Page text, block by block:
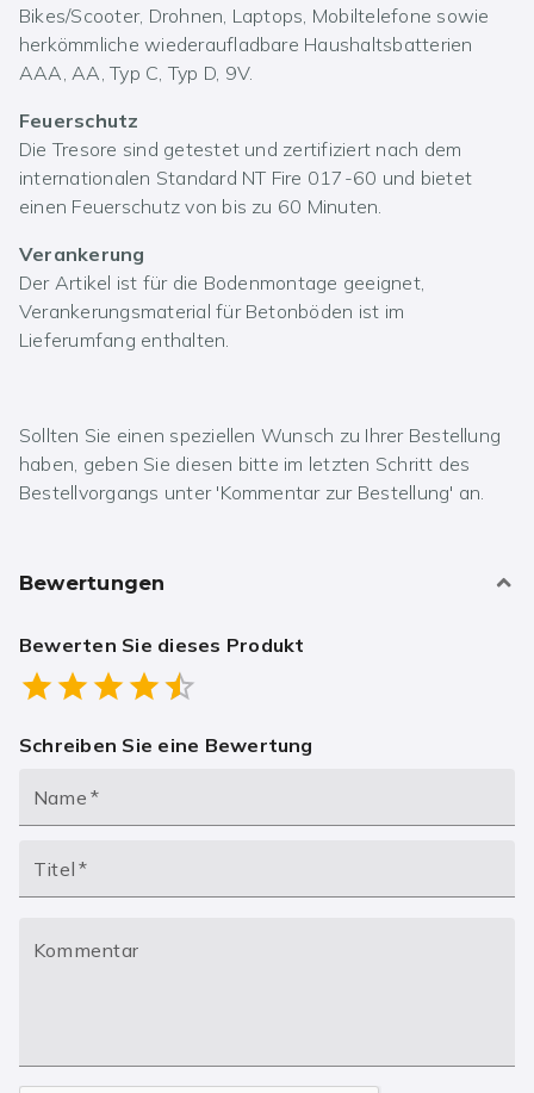
Bikes/Scooter, Drohnen, Laptops, Mobiltelefone sowie
herkömmliche wiederaufladbare Haushaltsbatterien
AAA, AA, Typ C, Typ D, 9V.
Feuerschutz
Die Tresore sind getestet und zertifiziert nach dem
internationalen Standard NT Fire 017-60 und bietet
einen Feuerschutz von bis zu 60 Minuten.
Verankerung
Der Artikel ist für die Bodenmontage geeignet,
Verankerungsmaterial für Betonböden ist im
Lieferumfang enthalten.
Sollten Sie einen speziellen Wunsch zu Ihrer Bestellung
haben, geben Sie diesen bitte im letzten Schritt des
Bestellvorgangs unter 'Kommentar zur Bestellung' an.
Bewertungen
Bewerten Sie dieses Produkt
0.5 Stars
1 Star1.5 Stars
2 Stars
2.5 Stars
3 Stars
3.5 Stars
4 Stars4.5 Stars
5 Stars
Schreiben Sie eine Bewertung
Name *
Titel *
Kommentar